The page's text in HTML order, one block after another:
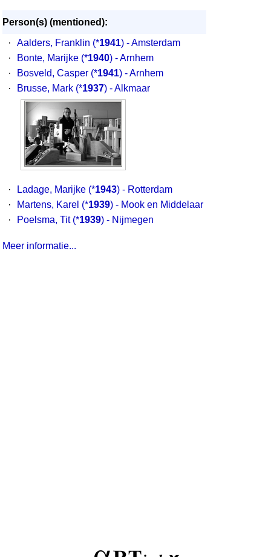
Person(s) (mentioned):
·
Aalders, Franklin (*1941) - Amsterdam
·
Bonte, Marijke (*1940) - Arnhem
·
Bosveld, Casper (*1941) - Arnhem
·
Brusse, Mark (*1937) - Alkmaar
· Ladage, Marijke (*1943) - Rotterdam
·
Martens, Karel (*1939) - Mook en Middelaar
·
Poelsma, Tit (*1939) - Nijmegen
Meer informatie...